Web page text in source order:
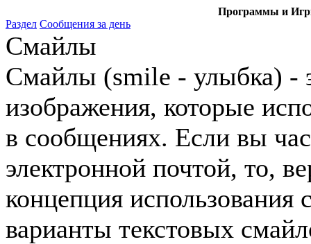
Программы и
Раздел Сообщения за день
Смайлы
Смайлы (smile - улыбка) -
изображения, которые
в сообщениях. Если вы
электронной почтой, то,
концепция
варианты текстовых